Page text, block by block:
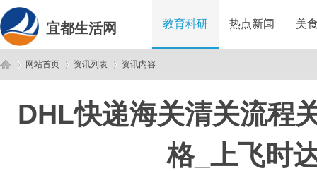
宜都生活网 教育科研 热点新闻 美
网站首页
›
资讯列表
›
资讯内容
DHL快递海关清关流程
格_上飞时